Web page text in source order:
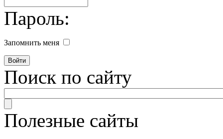
Пароль:
Запомнить меня
Поиск по сайту
Полезные сайты